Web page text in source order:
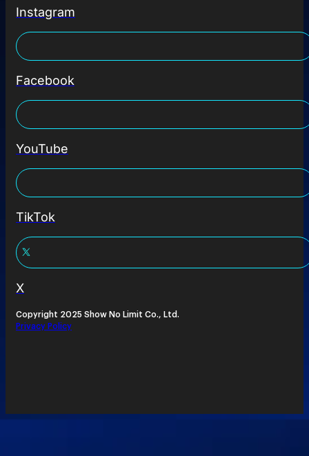
Instagram
Facebook
YouTube
TikTok
X
Copyright 2025 Show No Limit Co., Ltd.
Privacy Policy